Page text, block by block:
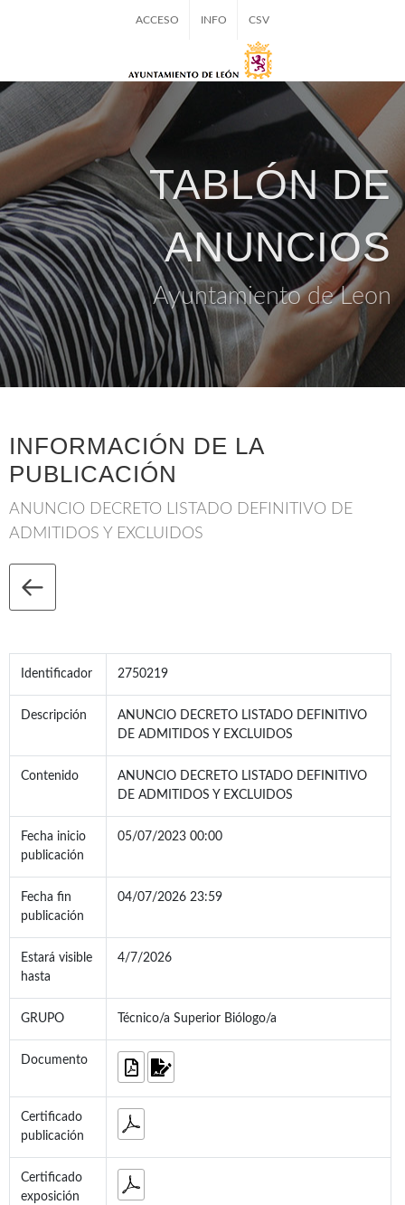
ACCESO INFO CSV
TABLÓN DE
ANUNCIOS
Ayuntamiento de Leon
INFORMACIÓN DE LA
PUBLICACIÓN
ANUNCIO DECRETO LISTADO DEFINITIVO DE
ADMITIDOS Y EXCLUIDOS
Identificador 2750219
Descripción
ANUNCIO DECRETO LISTADO DEFINITIVO
DE ADMITIDOS Y EXCLUIDOS
Contenido
ANUNCIO DECRETO LISTADO DEFINITIVO
DE ADMITIDOS Y EXCLUIDOS
Fecha inicio
publicación
05/07/2023 00:00
Fecha fin
publicación
04/07/2026 23:59
Estará visible
hasta
4/7/2026
GRUPO Técnico/a Superior Biólogo/a
Documento
Certificado
publicación
Certificado
exposición